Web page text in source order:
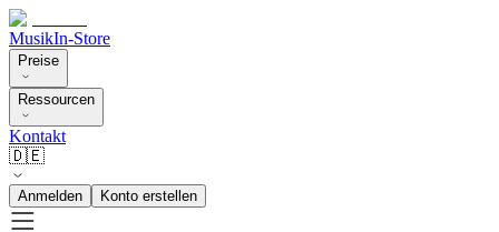
MusikIn-Store
Preise
Ressourcen
Kontakt
🇩🇪
Anmelden Konto erstellen